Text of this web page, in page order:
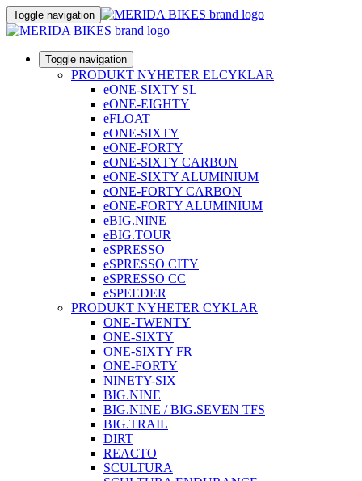
Toggle navigation
Toggle navigation
PRODUKT NYHETER ELCYKLAR
eONE-SIXTY SL
eONE-EIGHTY
eFLOAT
eONE-SIXTY
eONE-FORTY
eONE-SIXTY CARBON
eONE-SIXTY ALUMINIUM
eONE-FORTY CARBON
eONE-FORTY ALUMINIUM
eBIG.NINE
eBIG.TOUR
eSPRESSO
eSPRESSO CITY
eSPRESSO CC
eSPEEDER
PRODUKT NYHETER CYKLAR
ONE-TWENTY
ONE-SIXTY
ONE-SIXTY FR
ONE-FORTY
NINETY-SIX
BIG.NINE
BIG.NINE / BIG.SEVEN TFS
BIG.TRAIL
DIRT
REACTO
SCULTURA